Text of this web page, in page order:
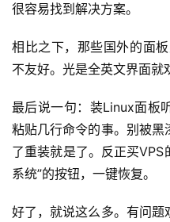
很容易找到解决方案。
相比之下，那些国外的面
不友好。光是全英文界面就
最后说一句：装Linux面板
粘贴几行命令的事。别被
了重装就是了。反正买
系统”的按钮，一键恢复。
好了，就说这么多。有问